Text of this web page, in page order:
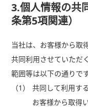
3.個人情報の共
条第5項関連）
当社は、お客様から取
共同利用させていただ
範囲等は以下の通りです
（1）
共同して利用す
お客様から取得